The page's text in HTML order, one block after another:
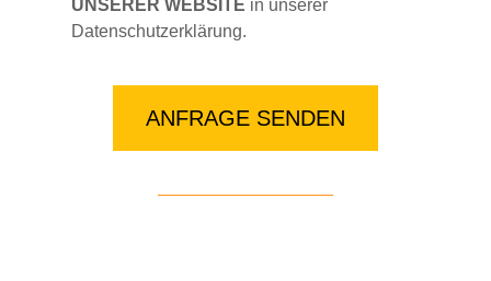
UNSERER WEBSITE in unserer
Datenschutzerklärung.
ANFRAGE SENDEN